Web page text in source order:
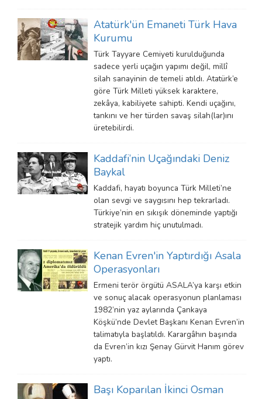
Atatürk'ün Emaneti Türk Hava
Kurumu
Türk Tayyare Cemiyeti kurulduğunda
sadece yerli uçağın yapımı değil, millî
silah sanayinin de temeli atıldı. Atatürk’e
göre Türk Milleti yüksek karaktere,
zekâya, kabiliyete sahipti. Kendi uçağını,
tankını ve her türden savaş silah(lar)ını
üretebilirdi.
Kaddafi’nin Uçağındaki Deniz
Baykal
Kaddafi, hayatı boyunca Türk Milleti’ne
olan sevgi ve saygısını hep tekrarladı.
Türkiye’nin en sıkışık döneminde yaptığı
stratejik yardım hiç unutulmadı.
Kenan Evren'in Yaptırdığı Asala
Operasyonları
Ermeni terör örgütü ASALA’ya karşı etkin
ve sonuç alacak operasyonun planlaması
1982’nin yaz aylarında Çankaya
Köşkü’nde Devlet Başkanı Kenan Evren’in
talimatıyla başlatıldı. Karargâhın başında
da Evren’in kızı Şenay Gürvit Hanım görev
yaptı.
Başı Koparılan İkinci Osman